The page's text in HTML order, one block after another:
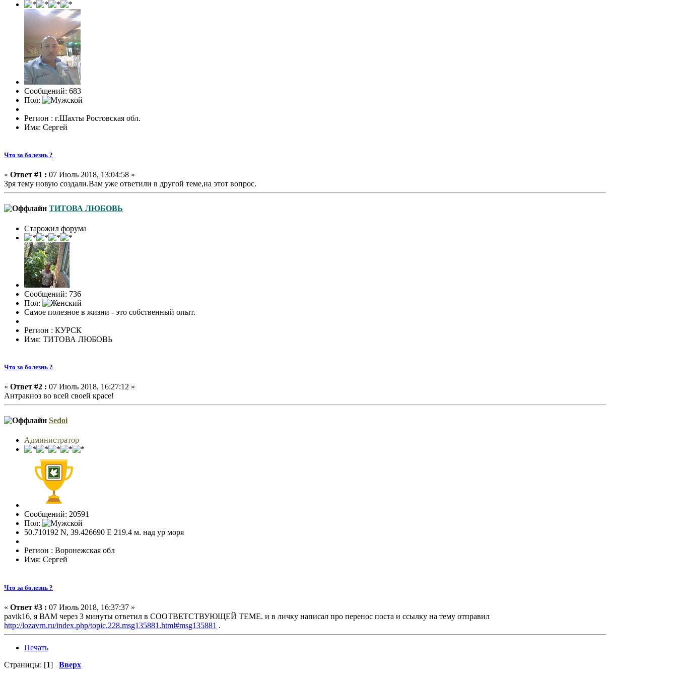
Сообщений: 683
Пол:
Регион : г.Шахты Ростовская обл.
Имя: Сергей
Что за болезнь ?
« Ответ #1 : 07 Июль 2018, 13:04:58 »
Зря тему новую создали.Вам уже ответили в другой теме,на этот вопрос.
ТИТОВА ЛЮБОВЬ
Старожил форума
Сообщений: 736
Пол:
Самое полезное в жизни - это собственный опыт.
Регион : КУРСК
Имя: ТИТОВА ЛЮБОВЬ
Что за болезнь ?
« Ответ #2 : 07 Июль 2018, 16:27:12 »
Антракноз во всей своей красе!
Sedoi
Администратор
Сообщений: 20591
Пол:
50.710192 N, 39.426690 E 219.4 м. над ур моря
Регион : Воронежская обл
Имя: Сергей
Что за болезнь ?
« Ответ #3 : 07 Июль 2018, 16:37:37 »
pavik16, я ВАМ через 3 минуты ответил в СООТВЕТСТВУЮЩЕЙ ТЕМЕ. и в личку написал про перенос поста и ссылку на тему отправил
http://lozavrn.ru/index.php/topic,228.msg135881.html#msg135881 .
Печать
Страницы: [1] Вверх